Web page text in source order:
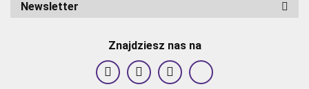
Newsletter
Znajdziesz nas na